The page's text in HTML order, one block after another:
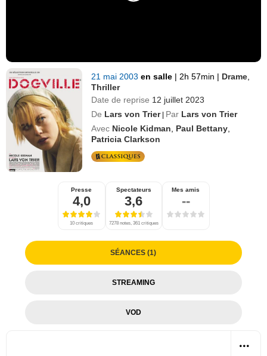
21 mai 2003en salle | 2h 57min | Drame
Thriller
Date de reprise 12 juillet 2023
De Lars von Trier | Par Lars von Trier
Avec Nicole Kidman Paul Bettany
Patricia Clarkson
Presse
4,0
10 critiques
Spectateurs
3,6
7278 notes, 361 critiques
Mes amis
--
SÉANCES (1)
STREAMING
VOD